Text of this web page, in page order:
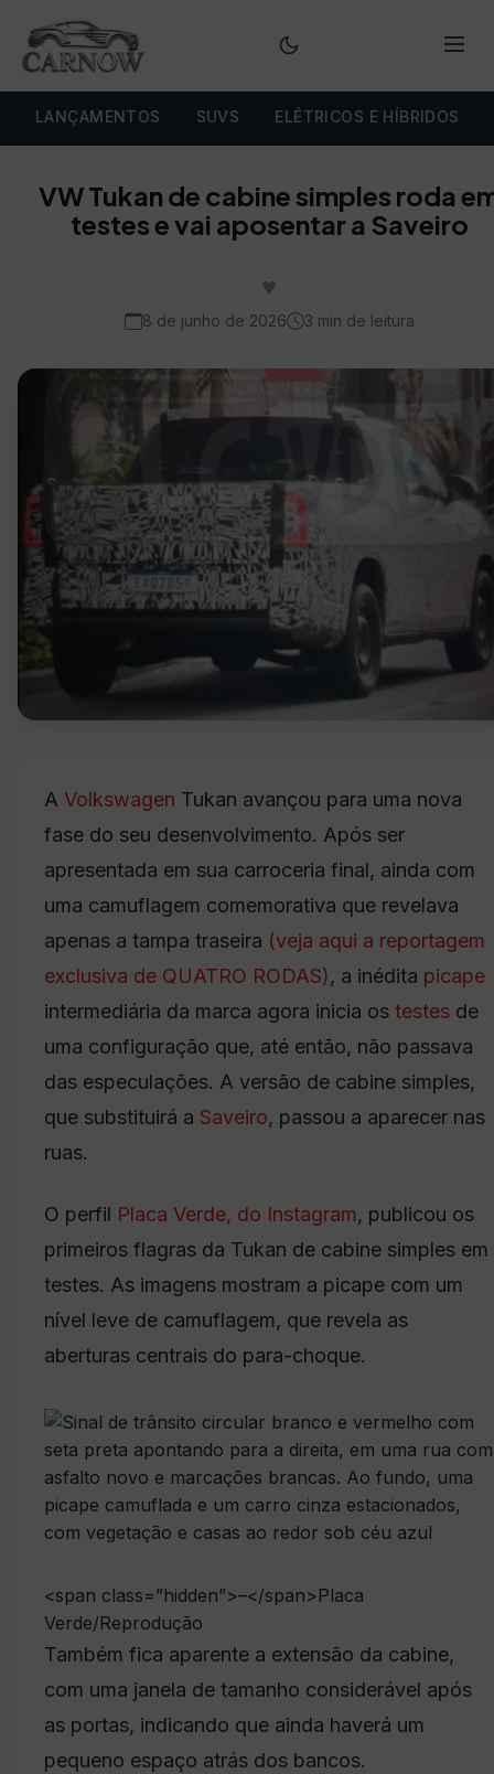
LANÇAMENTOS SUVS ELÉTRICOS E HÍBRIDOS
VW Tukan de cabine simples roda
testes e vai aposentar a Saveiro
♥
8 de junho de 2026 3 min de leitura
A Volkswagen Tukan avançou para uma nova
fase do seu desenvolvimento. Após ser
apresentada em sua carroceria final, ainda com
uma camuflagem comemorativa que revelava
apenas a tampa traseira (veja aqui a reportagem
exclusiva de QUATRO RODAS), a inédita picape
intermediária da marca agora inicia os testes de
uma configuração que, até então, não passava
das especulações. A versão de cabine simples,
que substituirá a Saveiro, passou a aparecer nas
ruas.
O perfil Placa Verde, do Instagram, publicou os
primeiros flagras da Tukan de cabine simples em
testes. As imagens mostram a picape com um
nível leve de camuflagem, que revela as
aberturas centrais do para-choque.
<span class=”hidden”>–</span>Placa
Verde/Reprodução
Também fica aparente a extensão da cabine,
com uma janela de tamanho considerável após
as portas, indicando que ainda haverá um
pequeno espaço atrás dos bancos.